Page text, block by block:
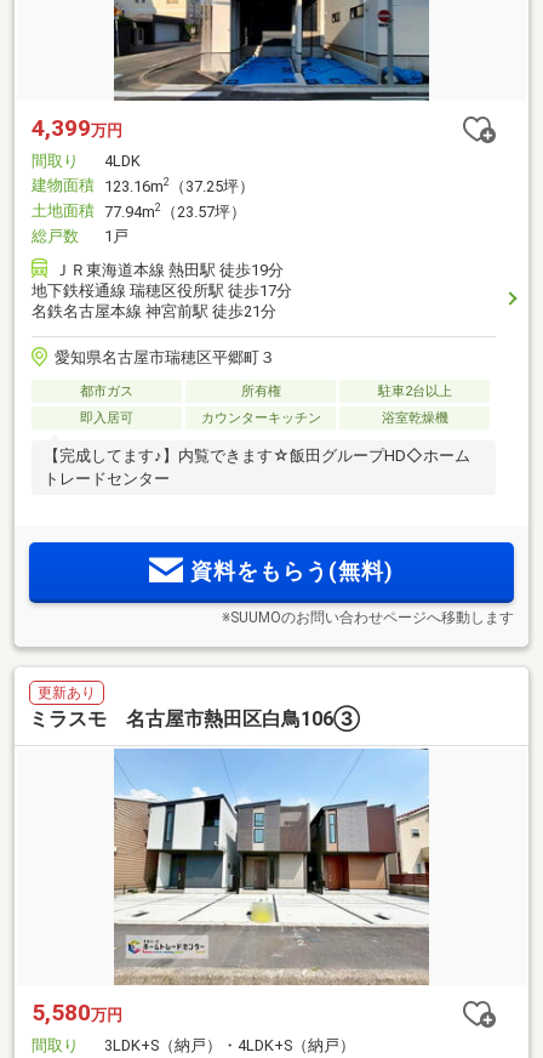
4,399万円
間取り
4LDK
建物面積 123.16m2
（37.25坪）
土地面積 77.94m2
（23.57坪）
総戸数
1戸
ＪＲ東海道本線 熱田駅 徒歩19分
地下鉄桜通線 瑞穂区役所駅 徒歩17分
名鉄名古屋本線 神宮前駅 徒歩21分
愛知県名古屋市瑞穂区平郷町３
都市ガス 所有権
駐車2台以上
即入居可
カウンターキッチン 浴室乾燥機
【完成してます♪】内覧できます☆飯田グループHD◇ホーム
トレードセンター
資料をもらう(無料)
※SUUMOのお問い合わせページへ移動します
更新あり
ミラスモ 名古屋市熱田区白鳥106③
5,580万円
間取り
3LDK+S（納戸）・4LDK+S（納戸）